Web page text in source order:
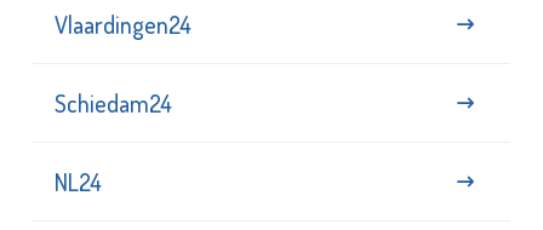
Vlaardingen24
Schiedam24
NL24